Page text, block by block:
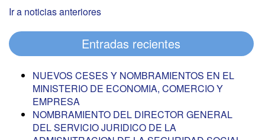
Ir a noticias anteriores
Entradas recientes
NUEVOS CESES Y NOMBRAMIENTOS EN EL
MINISTERIO DE ECONOMIA, COMERCIO Y
EMPRESA
NOMBRAMIENTO DEL DIRECTOR GENERAL
DEL SERVICIO JURIDICO DE LA